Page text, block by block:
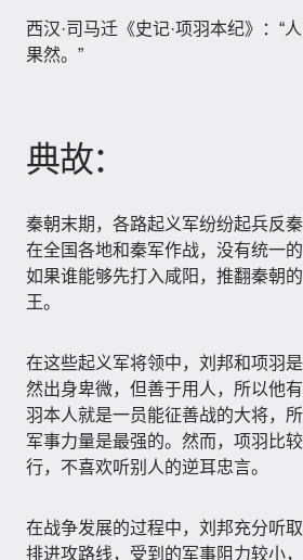
西汉·司马迁《史记·项羽本纪》：“
果然。”
典故：
秦朝末期，各路起义军纷纷起兵反
在全国各地和秦军作战，没有统一
如果谁能够先打入咸阳，推翻秦朝
王。
在这些起义军将领中，刘邦和项羽
然出身卑微，但善于用人，所以他
羽本人就是一员能征善战的大将，
军事力量是最强的。然而，项羽比
行，不喜欢听别人的逆耳忠言。
在战争发展的过程中，刘邦充分听
排进攻路线，受到的军事阻力较小